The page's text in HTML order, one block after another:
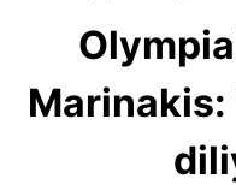
Marinakis: